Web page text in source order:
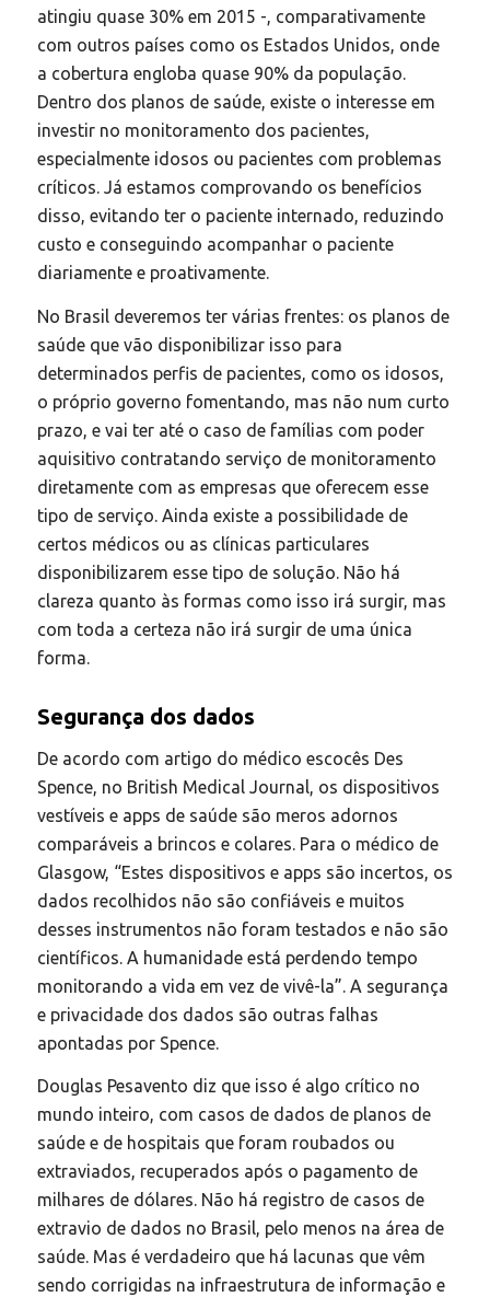
atingiu quase 30% em 2015 -, comparativamente
com outros países como os Estados Unidos, onde
a cobertura engloba quase 90% da população.
Dentro dos planos de saúde, existe o interesse em
investir no monitoramento dos pacientes,
especialmente idosos ou pacientes com problemas
críticos. Já estamos comprovando os benefícios
disso, evitando ter o paciente internado, reduzindo
custo e conseguindo acompanhar o paciente
diariamente e proativamente.
No Brasil deveremos ter várias frentes: os planos de
saúde que vão disponibilizar isso para
determinados perfis de pacientes, como os idosos,
o próprio governo fomentando, mas não num curto
prazo, e vai ter até o caso de famílias com poder
aquisitivo contratando serviço de monitoramento
diretamente com as empresas que oferecem esse
tipo de serviço. Ainda existe a possibilidade de
certos médicos ou as clínicas particulares
disponibilizarem esse tipo de solução. Não há
clareza quanto às formas como isso irá surgir, mas
com toda a certeza não irá surgir de uma única
forma.
Segurança dos dados
De acordo com artigo do médico escocês Des
Spence, no British Medical Journal, os dispositivos
vestíveis e apps de saúde são meros adornos
comparáveis a brincos e colares. Para o médico de
Glasgow, “Estes dispositivos e apps são incertos, os
dados recolhidos não são confiáveis e muitos
desses instrumentos não foram testados e não são
científicos. A humanidade está perdendo tempo
monitorando a vida em vez de vivê-la”. A segurança
e privacidade dos dados são outras falhas
apontadas por Spence.
Douglas Pesavento diz que isso é algo crítico no
mundo inteiro, com casos de dados de planos de
saúde e de hospitais que foram roubados ou
extraviados, recuperados após o pagamento de
milhares de dólares. Não há registro de casos de
extravio de dados no Brasil, pelo menos na área de
saúde. Mas é verdadeiro que há lacunas que vêm
sendo corrigidas na infraestrutura de informação e